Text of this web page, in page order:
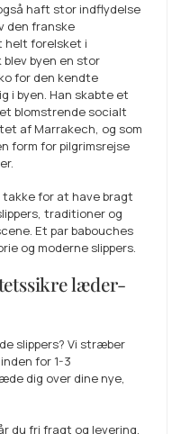
haft stor indflydelse
den franske
helt forelsket i
byen en stor
for den kendte
i byen. Han skabte et
blomstrende socialt
af Marrakech, og som
form for pilgrimsrejse
for at have bragt
traditioner og
Et par babouches
og moderne slippers.
læder-
slippers? Vi stræber
for 1-3
dig over dine nye,
du fri fragt og levering,